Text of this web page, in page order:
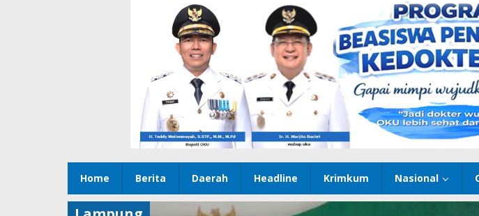
Home Berita Daerah Headline Krimkum Nasional